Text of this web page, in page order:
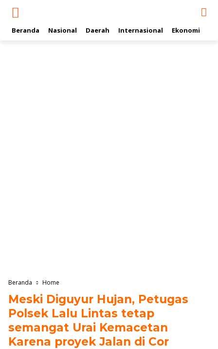
Beranda Nasional Daerah Internasional Ekonomi
Beranda Home
Meski Diguyur Hujan, Petugas
Polsek Lalu Lintas tetap
semangat Urai Kemacetan
Karena proyek Jalan di Cor